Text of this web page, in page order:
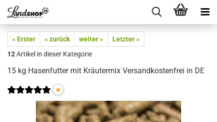
« Erster « zurück weiter »
Letzter »
12Artikel in dieser Kategorie
15 kg Hasenfutter mit Kräutermix Versandkostenfrei in DE
*